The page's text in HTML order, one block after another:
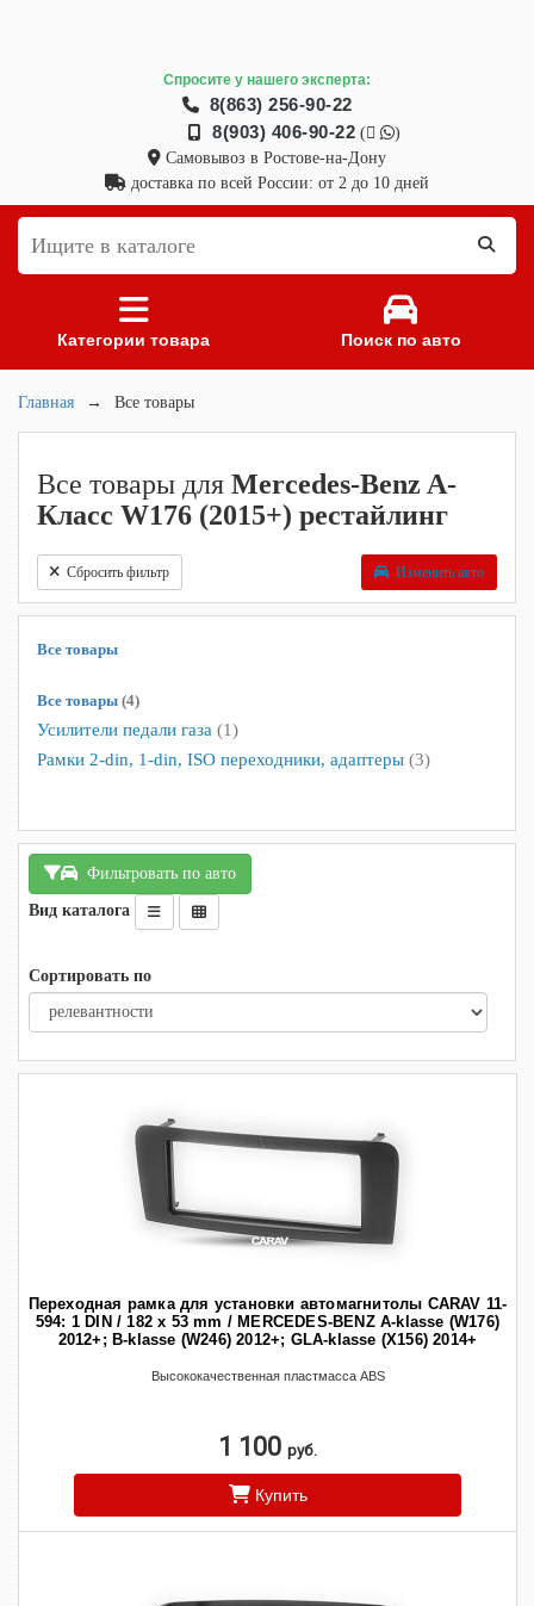
Спросите у нашего эксперта:
8(863) 256-90-22
8(903) 406-90-22 (
)
Самовывоз в Ростове-на-Дону
доставка по всей России: от 2 до 10 дней
Категории товара Поиск по авто
Главная → Все товары
Все товары для Mercedes-Benz A-
Класс W176 (2015+) рестайлинг
Сбросить фильтр Изменить авто
Все товары
Все товары (4)
Усилители педали газа (1)
Рамки 2-din, 1-din, ISO переходники, адаптеры (3)
Фильтровать по авто
Вид каталога
Сортировать по
Переходная рамка для установки автомагнитолы CARAV 11-
594: 1 DIN / 182 x 53 mm / MERCEDES-BENZ A-klasse (W176)
2012+; B-klasse (W246) 2012+; GLA-klasse (X156) 2014+
Высококачественная пластмасса ABS
1 100 руб.
Купить